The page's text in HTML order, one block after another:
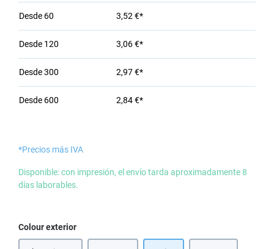
Desde 60 3,52 €*
Desde 120 3,06 €*
Desde300 2,97 €*
Desde 600 2,84 €*
*Precios más IVA
Disponible: con impresión, el envío tarda aproximadamente 8
días laborables.
Seleccione
Colour exterior